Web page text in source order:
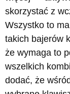
skorzystać z
Wszystko to
takich bajerów
że wymaga to
wszelkich
dodać, że